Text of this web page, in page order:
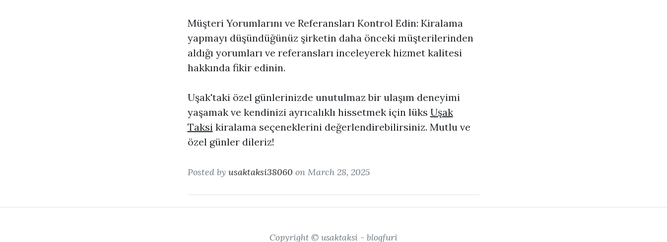
Müşteri Yorumlarını ve Referansları Kontrol Edin: Kiralama
yapmayı düşündüğünüz şirketin daha önceki müşterilerinden
aldığı yorumları ve referansları inceleyerek hizmet kalitesi
hakkında fikir edinin.
Uşak'taki özel günlerinizde unutulmaz bir ulaşım deneyimi
yaşamak ve kendinizi ayrıcalıklı hissetmek için lüks Uşak
Taksikiralama seçeneklerini değerlendirebilirsiniz. Mutlu ve
özel günler dileriz!
Posted by usaktaksi38060 on March 28, 2025
Copyright © usaktaksi - blogfuri